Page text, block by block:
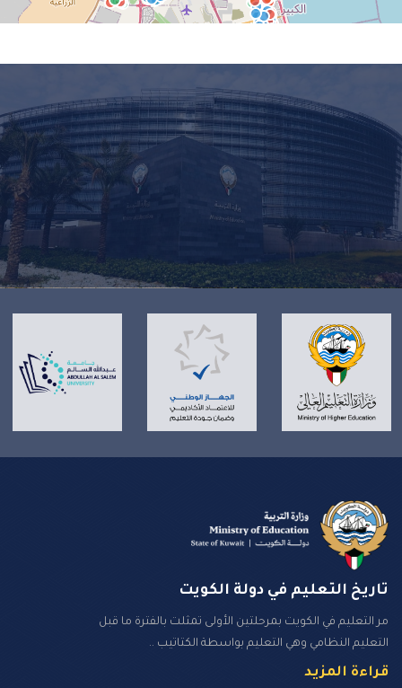
تاريخ التعليم في دولة الكويت
مر التعليم في الكويت بمرحلتين الأولى تمثلت بالفترة ما قبل
التعليم النظامي وهي التعليم بواسطة الكتاتيب ..
قراءة المزيد